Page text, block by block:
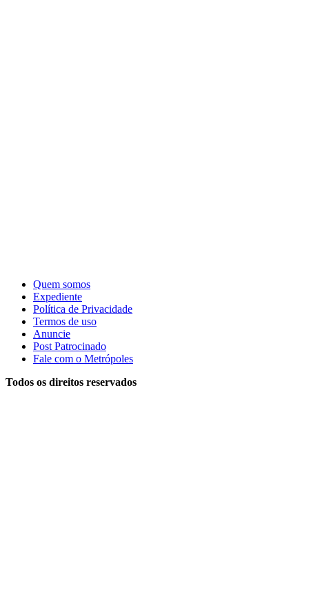
Quem somos
Expediente
Política de Privacidade
Termos de uso
Anuncie
Post Patrocinado
Fale com o Metrópoles
Todos os direitos reservados